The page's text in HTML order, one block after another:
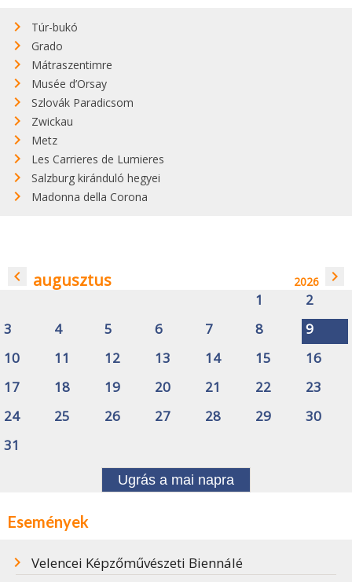
Túr-bukó
Grado
Mátraszentimre
Musée d’Orsay
Szlovák Paradicsom
Zwickau
Metz
Les Carrieres de Lumieres
Salzburg kiránduló hegyei
Madonna della Corona
navigate_before augusztus 2026 navigate_next
1
2
3
4 5 6 7 8
9
10
11 12 13 14 15
16
17
18 19 20 21 22
23
24
25 26 27 28 29
30
31
Ugrás a mai napra
Események
Velencei Képzőművészeti Biennálé